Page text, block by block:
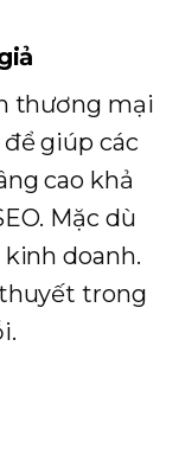
thương mại
giúp các
cao khả
Mặc dù
doanh.
trong